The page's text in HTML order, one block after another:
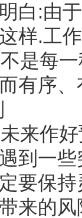
白 :由
样.工
是每
有序
来作
到一
要保
来的